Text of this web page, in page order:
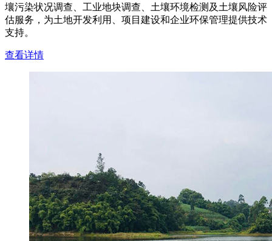
壤污染状况调查、工业地块调查、土壤环境检测及土壤风险评
估服务，为土地开发利用、项目建设和企业环保管理提供技术
支持。
查看详情